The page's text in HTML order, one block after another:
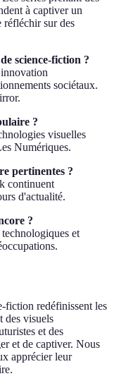
à captiver un
réfléchir sur des
science-fiction ?
sociétaux.
?
visuelles
Numériques.
pertinentes ?
continuent
d'actualité.
?
et
fiction redéfinissent les
des visuels
et des
et de captiver. Nous
apprécier leur